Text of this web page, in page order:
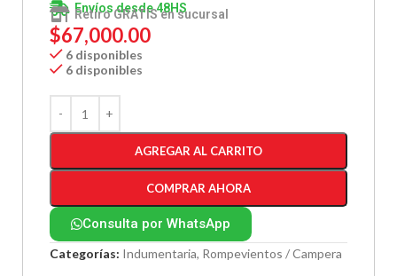
Envíos desde 48HS
Retiro GRATIS en sucursal
$67,000.00
6 disponibles
6 disponibles
AGREGAR AL CARRITO
COMPRAR AHORA
Consulta por WhatsApp
Categorías: Indumentaria, Rompevientos / Campera